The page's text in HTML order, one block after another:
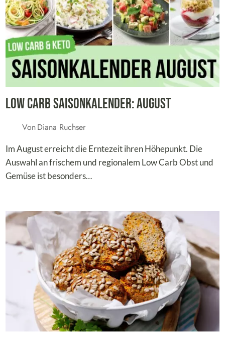
Low Carb Saisonkalender: August
VonDiana Ruchser
Im August erreicht die Erntezeit ihren Höhepunkt. Die
Auswahl an frischem und regionalem Low Carb Obst und
Gemüse ist besonders…